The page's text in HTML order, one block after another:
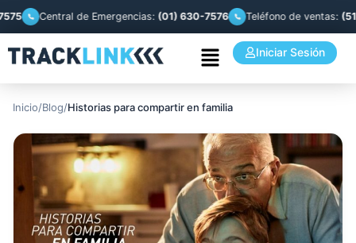
Central de Emergencias:(01) 630-7576 Teléfono de ventas:(51) 993
Iniciar Sesión
Inicio/Blog/Historias para compartir en familia